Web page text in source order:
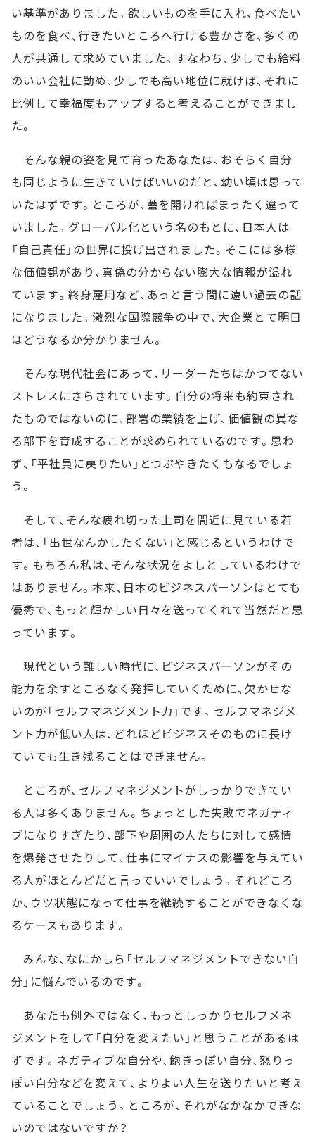
い基準がありました。欲しいものを手に入れ、食べたい
ものを食べ、行きたいところへ行ける豊かさを、多くの
人が共通して求めていました。すなわち、少しでも給料
のいい会社に勤め、少しでも高い地位に就けば、それに
比例して幸福度もアップすると考えることができまし
た。
そんな親の姿を見て育ったあなたは、おそらく自分
も同じように生きていけばいいのだと、幼い頃は思って
いたはずです。ところが、蓋を開ければまったく違って
いました。グローバル化という名のもとに、日本人は
「自己責任」の世界に投げ出されました。そこには多様
な価値観があり、真偽の分からない膨大な情報が溢れ
ています。終身雇用など、あっと言う間に遠い過去の話
になりました。激烈な国際競争の中で、大企業とて明日
はどうなるか分かりません。
そんな現代社会にあって、リーダーたちはかつてない
ストレスにさらされています。自分の将来も約束され
たものではないのに、部署の業績を上げ、価値観の異な
る部下を育成することが求められているのです。思わ
ず、「平社員に戻りたい」とつぶやきたくもなるでしょ
う。
そして、そんな疲れ切った上司を間近に見ている若
者は、「出世なんかしたくない」と感じるというわけで
す。もちろん私は、そんな状況をよしとしているわけで
はありません。本来、日本のビジネスパーソンはとても
優秀で、もっと輝かしい日々を送ってくれて当然だと思
っています。
現代という難しい時代に、ビジネスパーソンがその
能力を余すところなく発揮していくために、欠かせな
いのが「セルフマネジメント力」です。セルフマネジメ
ント力が低い人は、どれほどビジネスそのものに長け
ていても生き残ることはできません。
ところが、セルフマネジメントがしっかりできてい
る人は多くありません。ちょっとした失敗でネガティ
ブになりすぎたり、部下や周囲の人たちに対して感情
を爆発させたりして、仕事にマイナスの影響を与えてい
る人がほとんどだと言っていいでしょう。それどころ
か、ウツ状態になって仕事を継続することができなくな
るケースもあります。
みんな、なにかしら「セルフマネジメントできない自
分」に悩んでいるのです。
あなたも例外ではなく、もっとしっかりセルフメネ
ジメントをして「自分を変えたい」と思うことがあるは
ずです。ネガティブな自分や、飽きっぽい自分、怒りっ
ぽい自分などを変えて、よりよい人生を送りたいと考え
ていることでしょう。ところが、それがなかなかできな
いのではないですか？